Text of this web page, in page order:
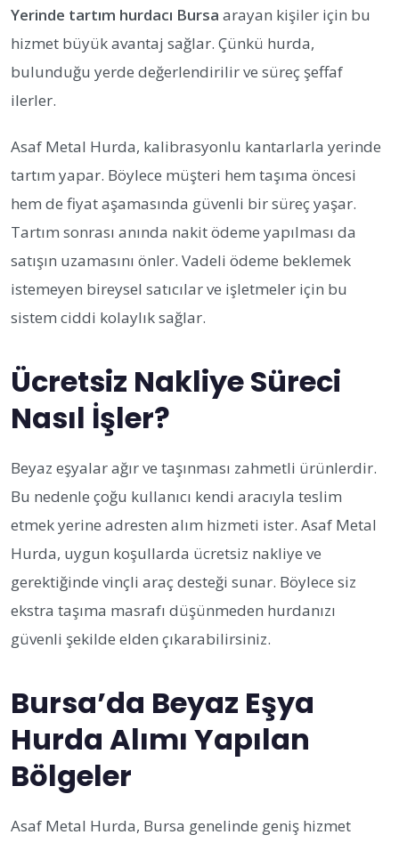
Yerinde tartım hurdacı Bursa arayan kişiler için bu
hizmet büyük avantaj sağlar. Çünkü hurda,
bulunduğu yerde değerlendirilir ve süreç şeffaf
ilerler.
Asaf Metal Hurda, kalibrasyonlu kantarlarla yerinde
tartım yapar. Böylece müşteri hem taşıma öncesi
hem de fiyat aşamasında güvenli bir süreç yaşar.
Tartım sonrası anında nakit ödeme yapılması da
satışın uzamasını önler. Vadeli ödeme beklemek
istemeyen bireysel satıcılar ve işletmeler için bu
sistem ciddi kolaylık sağlar.
Ücretsiz Nakliye Süreci
Nasıl İşler?
Beyaz eşyalar ağır ve taşınması zahmetli ürünlerdir.
Bu nedenle çoğu kullanıcı kendi aracıyla teslim
etmek yerine adresten alım hizmeti ister. Asaf Metal
Hurda, uygun koşullarda ücretsiz nakliye ve
gerektiğinde vinçli araç desteği sunar. Böylece siz
ekstra taşıma masrafı düşünmeden hurdanızı
güvenli şekilde elden çıkarabilirsiniz.
Bursa’da Beyaz Eşya
Hurda Alımı Yapılan
Bölgeler
Asaf Metal Hurda, Bursa genelinde geniş hizmet